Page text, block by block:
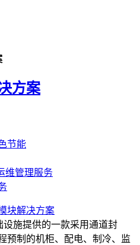
方案
节能
维管理服务
块解决方案
设施提供的一款采用通道封
预制的机柜、配电、制冷、监